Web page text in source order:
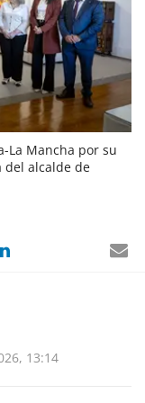
La Mancha por su
del alcalde de
13:14